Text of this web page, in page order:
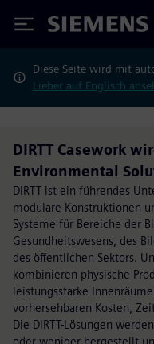
Siemens
Diese Seite wird mit
Lieber auf Englisch
DIRTT Casework
Environmental
DIRTT ist ein führendes
modulare Konstruktionen
Systeme für Bereiche der
Gesundheitswesens, des
des öffentlichen Sektors.
kombinieren physische
leistungsstarke
vorhersehbaren Kosten,
Die DIRTT-Lösungen
oder weniger hergestellt